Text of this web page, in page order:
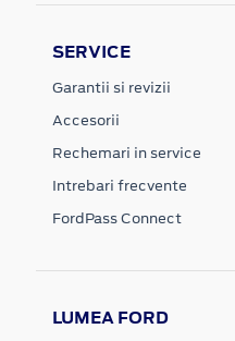
SERVICE
Garantii si revizii
Accesorii
Rechemari in service
Intrebari frecvente
FordPass Connect
LUMEA FORD